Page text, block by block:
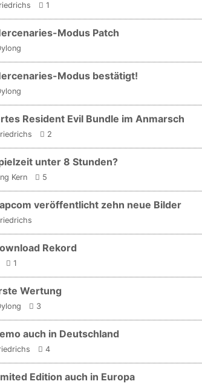
1
Modus Patch
Modus bestätigt!
Resident Evil Bundle im Anmarsch
2
unter 8 Stunden?
Kern 5
veröffentlicht zehn neue Bilder
Rekord
1
Wertung
3
auch in Deutschland
4
Edition auch in Europa